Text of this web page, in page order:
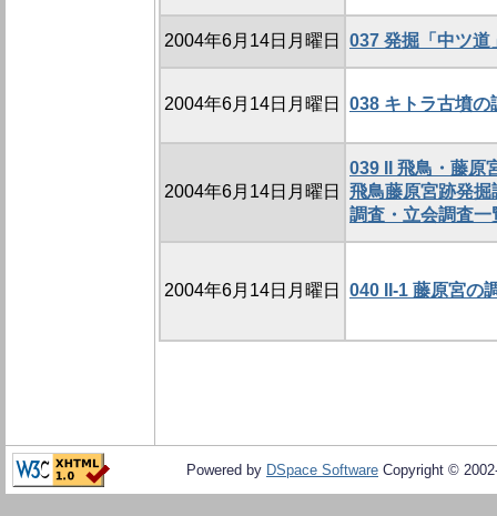
2004年6月14日月曜日 037 発掘「中ツ道
2004年6月14日月曜日 038 キトラ古墳
2004年6月14日月曜日
039 II 飛鳥・藤原
飛鳥藤原宮跡発
調査・立会調査一
2004年6月14日月曜日 040 II-1 藤原宮
Powered by DSpace Software Copyright ©